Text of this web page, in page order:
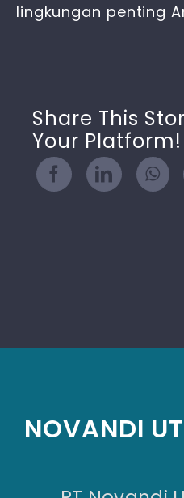
lingkungan penting
Share This
Your Platform!
NOVANDI